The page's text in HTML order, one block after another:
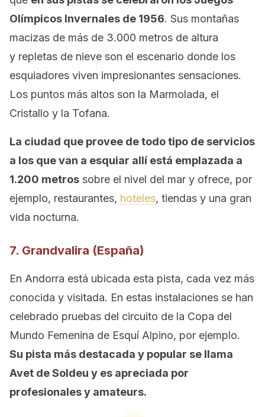
Olímpicos Invernales de 1956. Sus montañas
macizas de más de 3.000 metros de altura
y repletas de nieve son el escenario donde los
esquiadores viven impresionantes sensaciones.
Los puntos más altos son la Marmolada, el
Cristallo y la Tofana.
La ciudad que provee de todo tipo de servicios
a los que van a esquiar allí está emplazada a
1.200 metros sobre el nivel del mar y ofrece, por
ejemplo, restaurantes, hoteles, tiendas y una gran
vida nocturna.
7. Grandvalira (España)
En Andorra está ubicada esta pista, cada vez más
conocida y visitada. En estas instalaciones se han
celebrado pruebas del circuito de la Copa del
Mundo Femenina de Esquí Alpino, por ejemplo.
Su pista más destacada y popular se llama
Avet de Soldeu y es apreciada por
profesionales y amateurs.